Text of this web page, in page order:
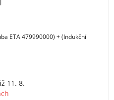
ETA 479990000) + (Indukční
11. 8.